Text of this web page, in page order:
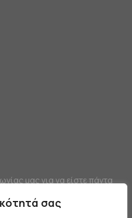
σας
μας για να είστε πάντα